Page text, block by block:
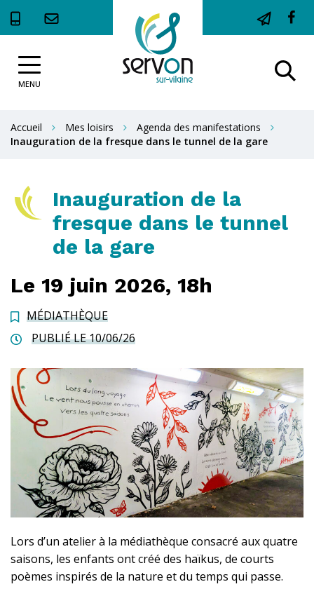
MENU
Site
officiel
de
Servon-
Accueil Mes loisirs
Agenda des manifestations
Inauguration de la fresque dans le tunnel de la gare
Inauguration de la
fresque dans le tunnel
de la gare
Le 19 juin 2026, 18h
MÉDIATHÈQUE
PUBLIÉ LE 10/06/26
Lors d’un atelier à la médiathèque consacré aux quatre
saisons, les enfants ont créé des haïkus, de courts
poèmes inspirés de la nature et du temps qui passe.